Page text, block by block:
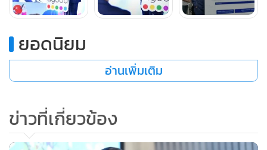
ยอดนิยม
อ่านเพิ่มเติม
ข่าวที่เกี่ยวข้อง